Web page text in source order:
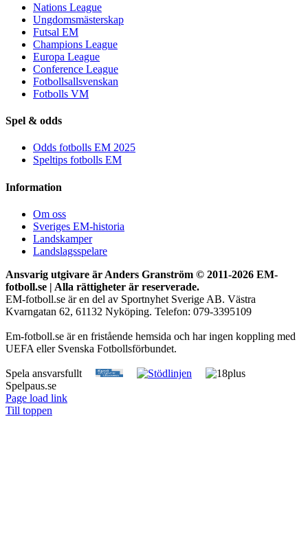
Nations League
Ungdomsmästerskap
Futsal EM
Champions League
Europa League
Conference League
Fotbollsallsvenskan
Fotbolls VM
Spel & odds
Odds fotbolls EM 2025
Speltips fotbolls EM
Information
Om oss
Sveriges EM-historia
Landskamper
Landslagsspelare
Ansvarig utgivare är Anders Granström © 2011-2026 EM-
fotboll.se | Alla rättigheter är reserverade.
EM-fotboll.se är en del av Sportnyhet Sverige AB. Västra
Kvarngatan 62, 61132 Nyköping. Telefon: 079-3395109
Em-fotboll.se är en fristående hemsida och har ingen koppling med
UEFA eller Svenska Fotbollsförbundet.
Spela ansvarsfullt
Spelpaus.se
Page load link
Till toppen